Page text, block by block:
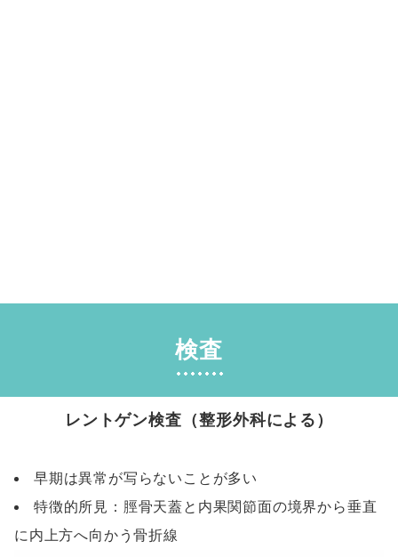
検査
レントゲン検査（整形外科による）
早期は異常が写らないことが多い
特徴的所見：脛骨天蓋と内果関節面の境界から垂直
に内上方へ向かう骨折線